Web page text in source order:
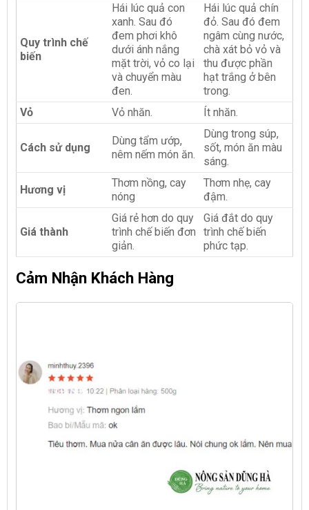
Quy trình chế
biến
Hái lúc quả con
xanh. Sau đó
đem phơi khô
dưới ánh nắng
mặt trời, vỏ co lại
và chuyển màu
đen.
Hái lúc quả chín
đỏ. Sau đó đem
ngâm cùng nước,
chà xát bỏ vỏ và
thu được phần
hạt trắng ở bên
trong.
Vỏ
Vỏ nhăn. Ít nhăn.
Cách sử dụng
Dùng tẩm ướp,
nêm nếm món ăn.
Dùng trong súp,
sốt, món ăn màu
sáng.
Hương vị
Thơm nồng, cay
nóng
Thơm nhẹ, cay
đậm.
Giá thành
Giá rẻ hơn do quy
trình chế biến đơn
giản.
Giá đắt do quy
trình chế biến
phức tạp.
Cảm Nhận Khách Hàng